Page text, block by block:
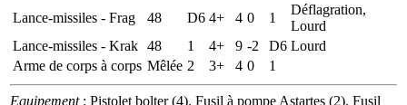
Lance-missiles - Frag 48 D6 4+ 4 0 1
Déflagration,
Lourd
Lance-missiles - Krak 48 1 4+ 9 -2 D6 Lourd
Arme de corps à corps Mêlée 2 3+ 4 0 1
Equipement: Pistolet bolter (4), Fusil à pompe Astartes (2), Fusil